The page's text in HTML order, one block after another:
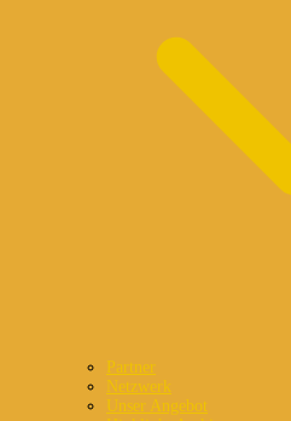
Partner
Netzwerk
Unser Angebot